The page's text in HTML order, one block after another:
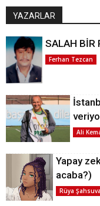
YAZARLAR
SALAH BİR
Ferhan Tezcan
Ali
Yapay
acaba?)
Rüya